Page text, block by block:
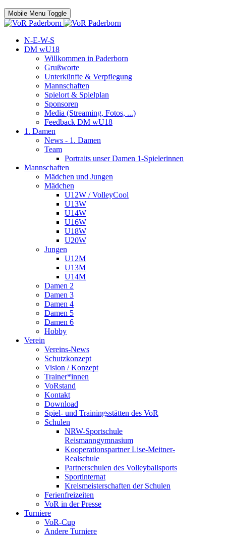
Mobile Menu Toggle
N-E-W-S
DM wU18
Willkommen in Paderborn
Grußworte
Unterkünfte & Verpflegung
Mannschaften
Spielort & Spielplan
Sponsoren
Media (Streaming, Fotos, ...)
Feedback DM wU18
1. Damen
News - 1. Damen
Team
Portraits unser Damen 1-Spielerinnen
Mannschaften
Mädchen und Jungen
Mädchen
U12W / VolleyCool
U13W
U14W
U16W
U18W
U20W
Jungen
U12M
U13M
U14M
Damen 2
Damen 3
Damen 4
Damen 5
Damen 6
Hobby
Verein
Vereins-News
Schutzkonzept
Vision / Konzept
Trainer*innen
VoRstand
Kontakt
Download
Spiel- und Trainingsstätten des VoR
Schulen
NRW-Sportschule
Reismanngymnasium
Kooperationspartner Lise-Meitner-
Realschule
Partnerschulen des Volleyballsports
Sportinternat
Kreismeisterschaften der Schulen
Ferienfreizeiten
VoR in der Presse
Turniere
VoR-Cup
Andere Turniere